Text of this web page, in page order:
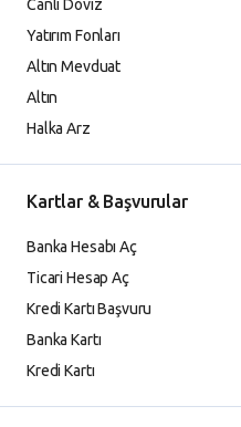
Canlı Döviz
Yatırım Fonları
Altın Mevduat
Altın
Halka Arz
Kartlar & Başvurular
Banka Hesabı Aç
Ticari Hesap Aç
Kredi Kartı Başvuru
Banka Kartı
Kredi Kartı